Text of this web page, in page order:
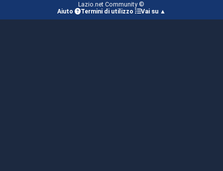
Lazio.net Community ©
Aiuto
Termini di utilizzo Vai su ▲